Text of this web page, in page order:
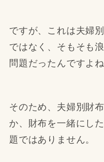
ですが、これは夫婦
ではなく、そもそも
問題だったんですよね
そのため、夫婦別財
か、財布を一緒にし
題ではありません。